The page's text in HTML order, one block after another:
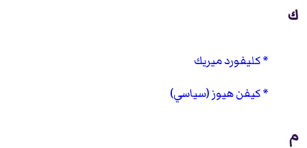
ك
كليفورد ميريك
كيفن هيوز (سياسي)
م